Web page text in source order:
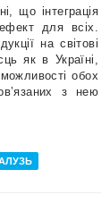
що інтеграція
для всіх.
на світові
як в Україні,
обох
з нею